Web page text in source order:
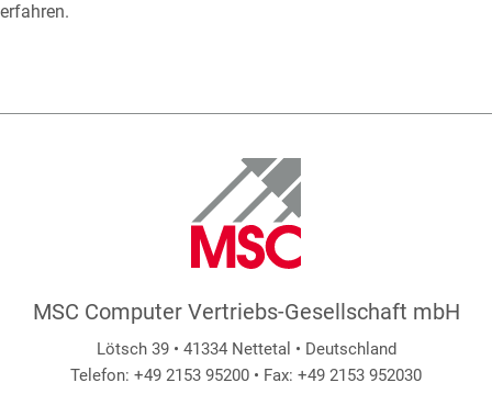
erfahren.
MSC Computer Vertriebs-Gesellschaft mbH
Lötsch 39 • 41334 Nettetal • Deutschland
Telefon: +49 2153 95200 • Fax: +49 2153 952030